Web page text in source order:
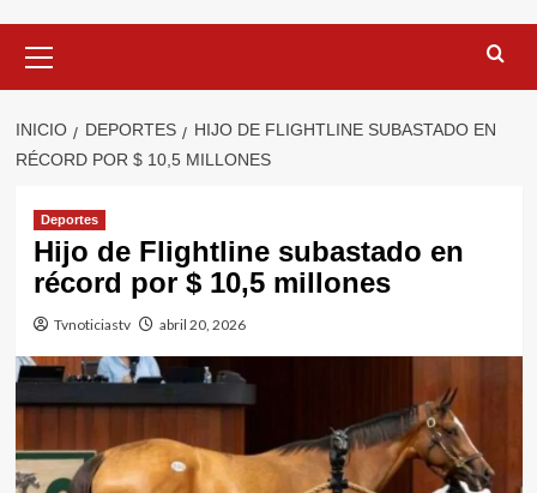
primario
INICIO DEPORTES
HIJO DE FLIGHTLINE SUBASTADO EN
RÉCORD POR $ 10,5 MILLONES
Deportes
Hijo de Flightline subastado en
récord por $ 10,5 millones
Tvnoticiastv abril 20, 2026